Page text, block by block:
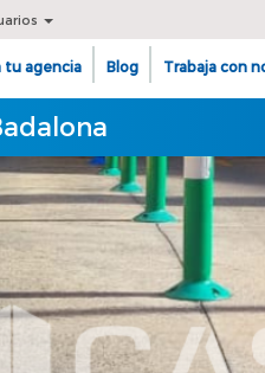
tu agencia Blog Trabaja con